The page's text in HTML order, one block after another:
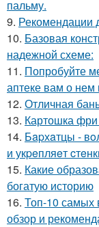
пальму.
9. Рекомендации
10. Базовая
надежной схеме:
11. Попробуйте
аптеке вам о нем
12. Отличная
13. Картошка фри
14. Бapхaтцы -
и укpeпляeт
15. Какие
богатую историю
16. Топ-10 самых
обзор и